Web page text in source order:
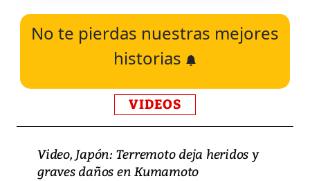
No te pierdas nuestras mejores
historias
VIDEOS
Video, Japón: Terremoto deja heridos y
graves daños en Kumamoto